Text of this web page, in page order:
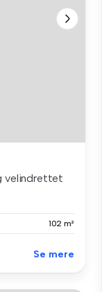
velindrettet
102 m²
Se mere